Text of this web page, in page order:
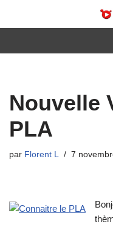
Nouvelle
PLA
par Florent L 7